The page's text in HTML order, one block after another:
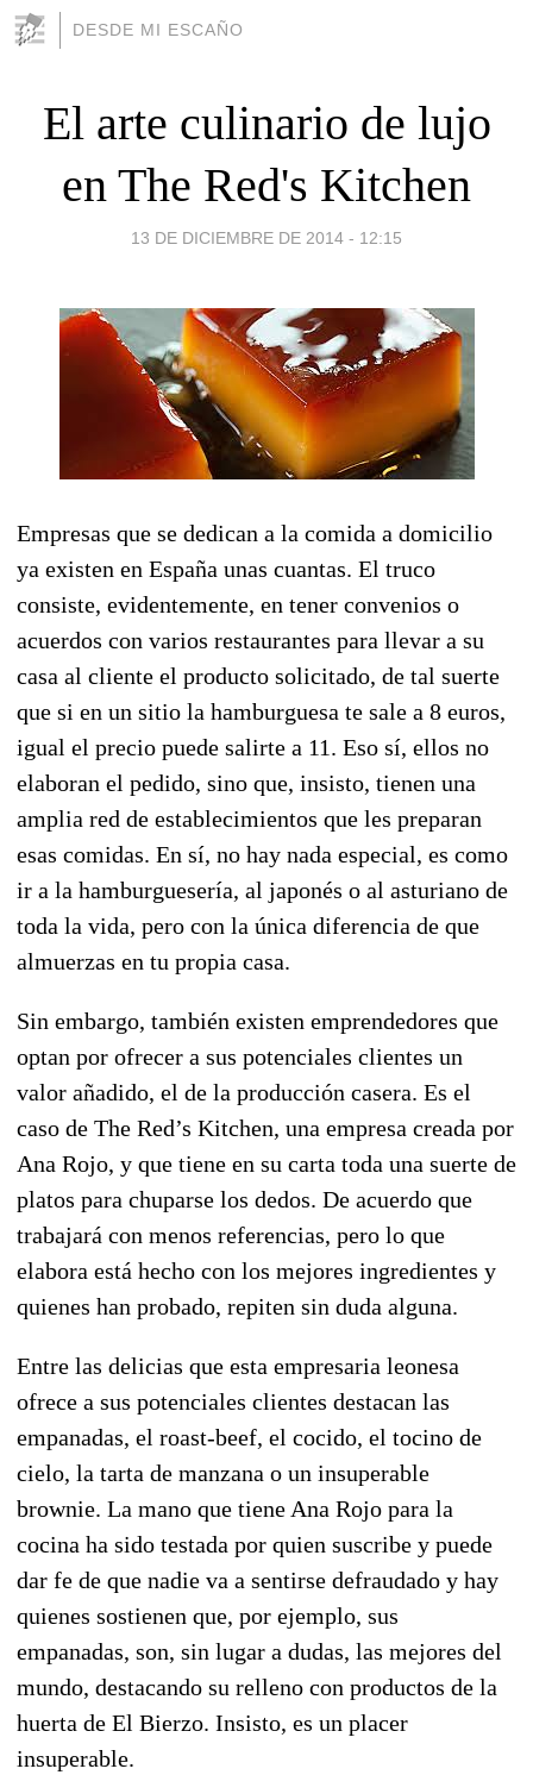
DESDE MI ESCAÑO
El arte culinario de lujo
en The Red's Kitchen
13 DE DICIEMBRE DE 2014 - 12:15
Empresas que se dedican a la comida a domicilio
ya existen en España unas cuantas. El truco
consiste, evidentemente, en tener convenios o
acuerdos con varios restaurantes para llevar a su
casa al cliente el producto solicitado, de tal suerte
que si en un sitio la hamburguesa te sale a 8 euros,
igual el precio puede salirte a 11. Eso sí, ellos no
elaboran el pedido, sino que, insisto, tienen una
amplia red de establecimientos que les preparan
esas comidas. En sí, no hay nada especial, es como
ir a la hamburguesería, al japonés o al asturiano de
toda la vida, pero con la única diferencia de que
almuerzas en tu propia casa.
Sin embargo, también existen emprendedores que
optan por ofrecer a sus potenciales clientes un
valor añadido, el de la producción casera. Es el
caso de The Red’s Kitchen, una empresa creada por
Ana Rojo, y que tiene en su carta toda una suerte de
platos para chuparse los dedos. De acuerdo que
trabajará con menos referencias, pero lo que
elabora está hecho con los mejores ingredientes y
quienes han probado, repiten sin duda alguna.
Entre las delicias que esta empresaria leonesa
ofrece a sus potenciales clientes destacan las
empanadas, el roast-beef, el cocido, el tocino de
cielo, la tarta de manzana o un insuperable
brownie. La mano que tiene Ana Rojo para la
cocina ha sido testada por quien suscribe y puede
dar fe de que nadie va a sentirse defraudado y hay
quienes sostienen que, por ejemplo, sus
empanadas, son, sin lugar a dudas, las mejores del
mundo, destacando su relleno con productos de la
huerta de El Bierzo. Insisto, es un placer
insuperable.